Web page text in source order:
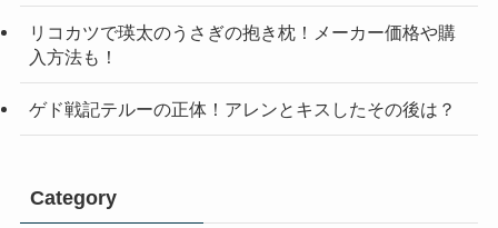
リコカツで瑛太のうさぎの抱き枕！メーカー価格や購
入方法も！
ゲド戦記テルーの正体！アレンとキスしたその後は？
Category